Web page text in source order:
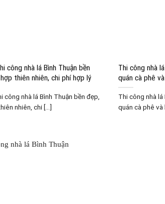
công nhà lá Bình Thuận bền
thiên nhiên, chi phí hợp lý
công nhà lá Bình Thuận bền đẹp,
nhiên, chi [...]
Thi công nhà
quán cà phê
Thi công nhà
quán cà phê và